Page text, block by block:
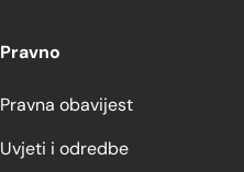
Pravno
Pravna obavijest
Uvjeti i odredbe